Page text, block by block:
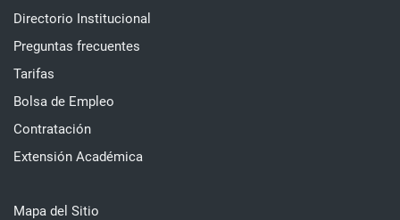
Directorio Institucional
Preguntas frecuentes
Tarifas
Bolsa de Empleo
Contratación
Extensión Académica
Mapa del Sitio